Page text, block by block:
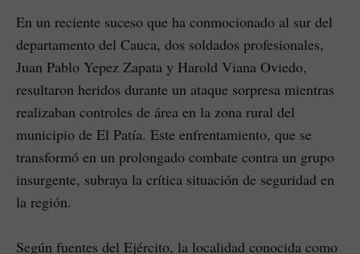
En un reciente suceso que ha conmocionado al sur del
departamento del Cauca, dos soldados profesionales,
Juan Pablo Yepez Zapata y Harold Viana Oviedo,
resultaron heridos durante un ataque sorpresa mientras
realizaban controles de área en la zona rural del
municipio de El Patía. Este enfrentamiento, que se
transformó en un prolongado combate contra un grupo
insurgente, subraya la crítica situación de seguridad en
la región.
Según fuentes del Ejército, la localidad conocida como